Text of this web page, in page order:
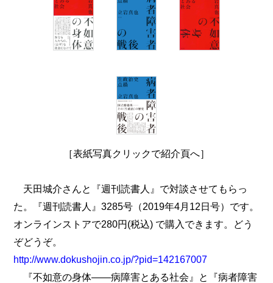
［表紙写真クリックで紹介頁へ］
天田城介さんと『週刊読書人』で対談させてもらっ
た。『週刊読書人』3285号（2019年4月12日号）です。
オンラインストアで280円(税込) で購入できます。どう
ぞどうぞ。
http://www.dokushojin.co.jp/?pid=142167007
『不如意の身体――病障害とある社会』と『病者障害